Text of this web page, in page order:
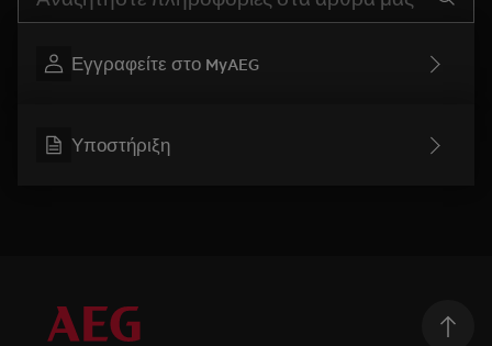
Εγγραφείτε στο MyAEG
Υποστήριξη